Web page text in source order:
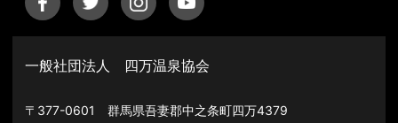
一般社団法人 四万温泉協会
〒377-0601 群馬県吾妻郡中之条町四万4379